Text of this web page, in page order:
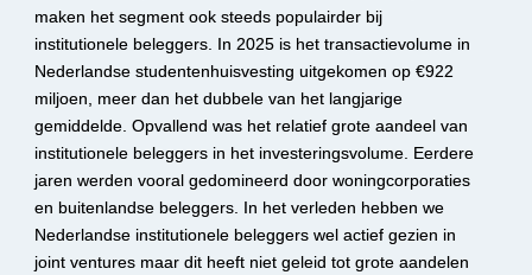
maken het segment ook steeds populairder bij
institutionele beleggers. In 2025 is het transactievolume in
Nederlandse studentenhuisvesting uitgekomen op €922
miljoen, meer dan het dubbele van het langjarige
gemiddelde. Opvallend was het relatief grote aandeel van
institutionele beleggers in het investeringsvolume. Eerdere
jaren werden vooral gedomineerd door woningcorporaties
en buitenlandse beleggers. In het verleden hebben we
Nederlandse institutionele beleggers wel actief gezien in
joint ventures maar dit heeft niet geleid tot grote aandelen